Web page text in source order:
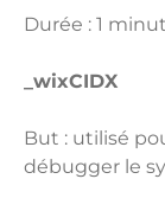
Durée : 1
_wixCIDX
But : utilisé
débugger le